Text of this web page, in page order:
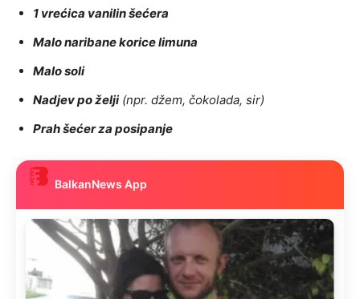
1 vrećica vanilin šećera
Malo naribane korice limuna
Malo soli
Nadjev po želji(npr. džem, čokolada, sir)
Prah šećer za posipanje
BalkanNews App